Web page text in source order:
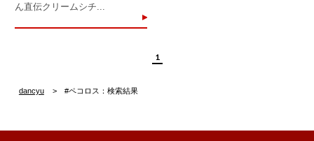
ん直伝クリームシチ...
1
dancyu #ペコロス：検索結果